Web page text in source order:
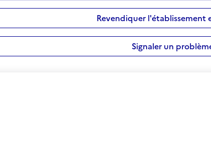
Revendiquer l'établissement
Signaler un